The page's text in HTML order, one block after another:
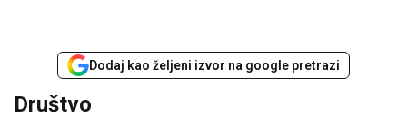
Dodaj kao željeni izvor na google pretrazi
Društvo